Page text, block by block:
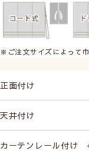
透け感あり
※ご注文サイズによって
正面付け
天井付け
カーテンレール付け